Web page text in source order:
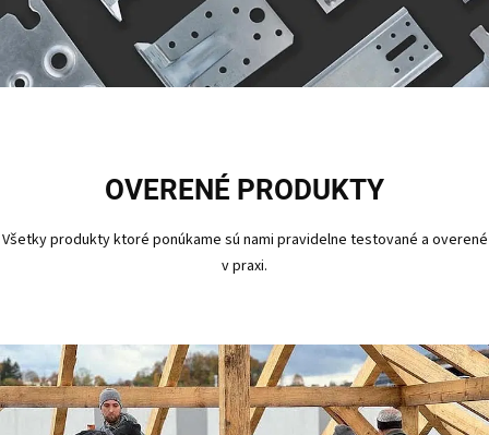
OVERENÉ PRODUKTY
Všetky produkty ktoré ponúkame sú nami pravidelne testované a overené
v praxi.